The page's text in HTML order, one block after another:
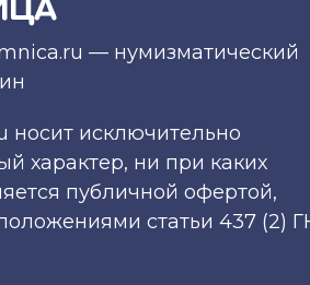
— нумизматический
носит исключительно
характер, ни при каких
публичной офертой,
статьи 437 (2)